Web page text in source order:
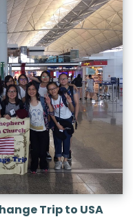
Trip to USA